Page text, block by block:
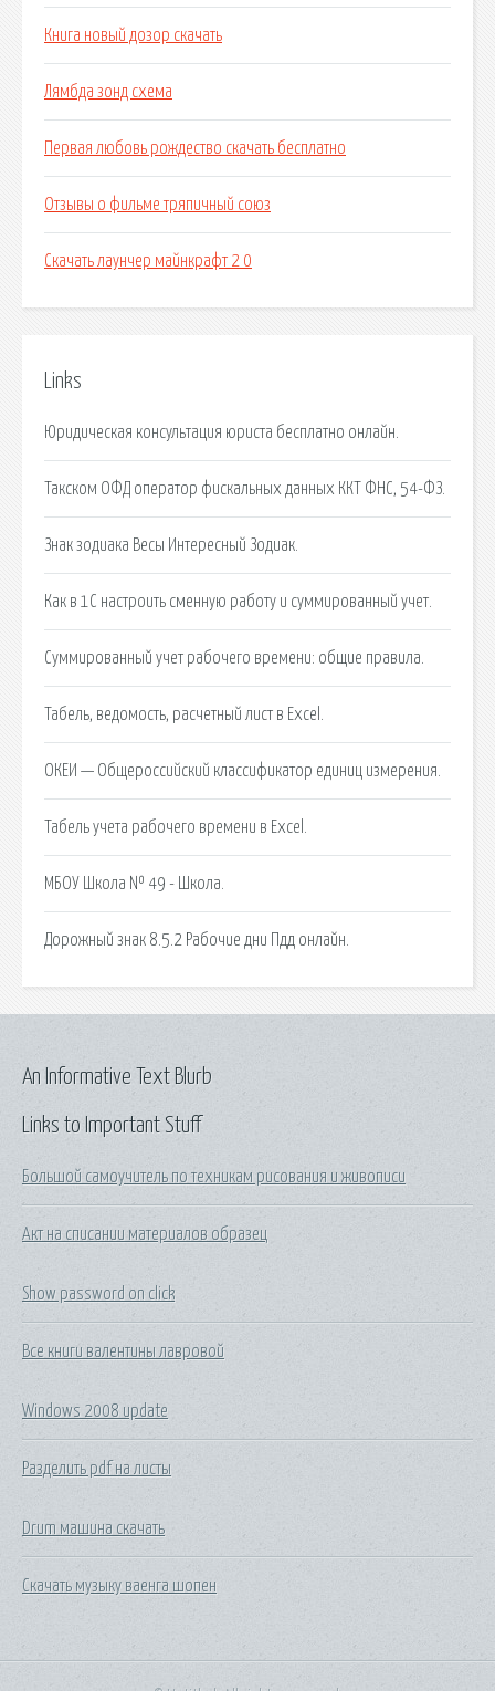
Книга новый дозор скачать
Лямбда зонд схема
Первая любовь рождество скачать бесплатно
Отзывы о фильме тряпичный союз
Скачать лаунчер майнкрафт 2 0
Links
Юридическая консультация юриста бесплатно онлайн.
Такском ОФД оператор фискальных данных ККТ ФНC, 54-ФЗ.
Знак зодиака Весы Интересный Зодиак.
Как в 1С настроить сменную работу и суммированный учет.
Суммированный учет рабочего времени: общие правила.
Табель, ведомость, расчетный лист в Excel.
ОКЕИ — Общероссийский классификатор единиц измерения.
Табель учета рабочего времени в Excel.
МБОУ Школа № 49 - Школа.
Дорожный знак 8.5.2 Рабочие дни Пдд онлайн.
Links to Important Stuff
Большой самоучитель по техникам рисования и живописи
Акт на списании материалов образец
Show password on click
Все книги валентины лавровой
Windows 2008 update
Разделить pdf на листы
Drum машина скачать
Скачать музыку ваенга шопен
An Informative Text Blurb